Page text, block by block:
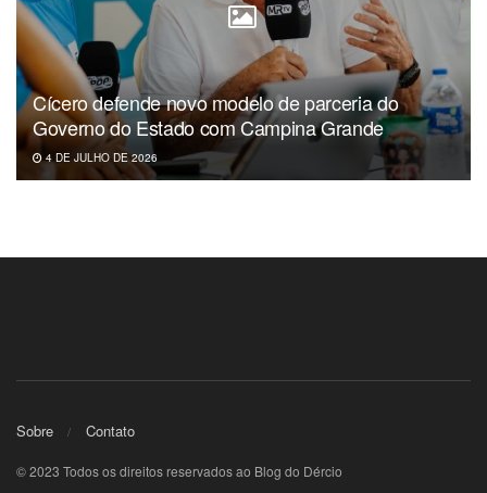
Cícero defende novo modelo de parceria do
Governo do Estado com Campina Grande
4 DE JULHO DE 2026
Sobre Contato
© 2023 Todos os direitos reservados ao Blog do Dércio